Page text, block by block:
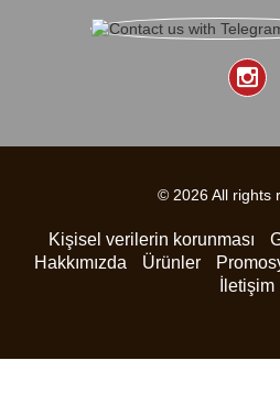
© 2026 All rights
Kişisel verilerin korunması
Hakkımızda
Ürünler
İletişim